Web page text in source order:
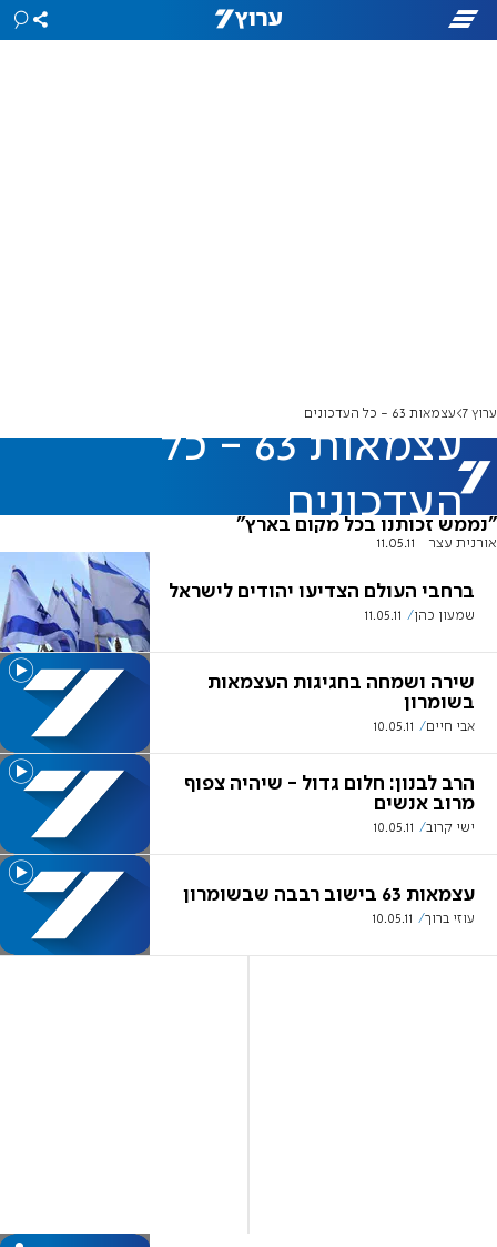
ערוץ 7 עצמאות 63 - כל העדכונים
עצמאות 63 - כל
העדכונים
"נממש זכותנו בכל מקום בארץ"
אורנית עצר 11.05.11
ברחבי העולם הצדיעו יהודים לישראל
שמעון כהן 11.05.11
שירה ושמחה בחגיגות העצמאות
בשומרון
אבי חיים 10.05.11
הרב לבנון: חלום גדול - שיהיה צפוף
מרוב אנשים
ישי קרוב 10.05.11
עצמאות 63 בישוב רבבה שבשומרון
עוזי ברוך 10.05.11